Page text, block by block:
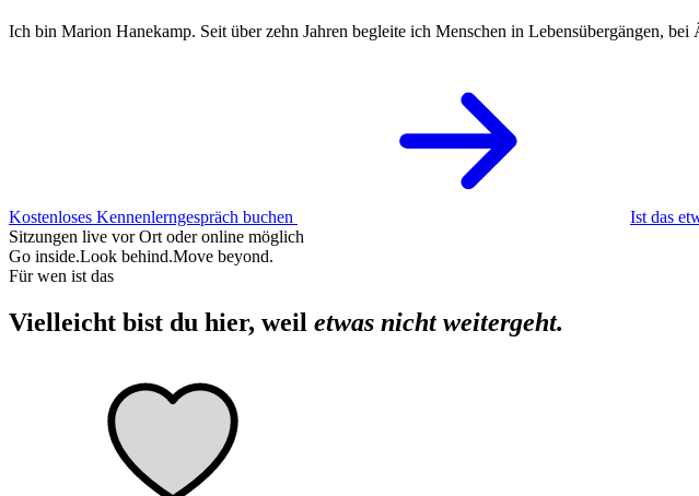
Ich bin Marion Hanekamp. Seit über zehn Jahren begleite ich Menschen in Lebensübergängen,
Kostenloses Kennenlerngespräch buchen
Ist das
Sitzungen live vor Ort oder online möglich
Go inside.Look behind.Move beyond.
Für wen ist das
Vielleicht bist du hier, weil etwas nicht weitergeht.